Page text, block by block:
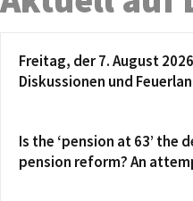
Freitag, der 7. August
Diskussionen und
Is the ‘pension at 63’ the
pension reform? An